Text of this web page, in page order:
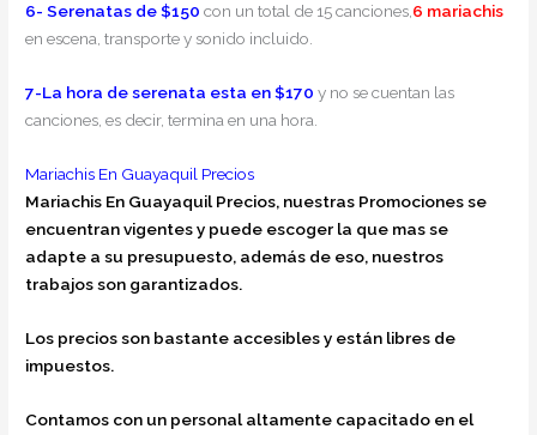
6-Serenatas de $150 con un total de 15 canciones, 6 mariachis
en escena, transporte y sonido incluido.
7-La hora de serenata esta en $170 y no se cuentan las
canciones, es decir, termina en una hora.
Mariachis En Guayaquil Precios
Mariachis En Guayaquil Precios, nuestras Promociones se
encuentran vigentes y puede escoger la que mas se
adapte a su presupuesto, además de eso, nuestros
trabajos son garantizados.
Los precios son bastante accesibles y están libres de
impuestos.
Contamos con un personal altamente capacitado en el